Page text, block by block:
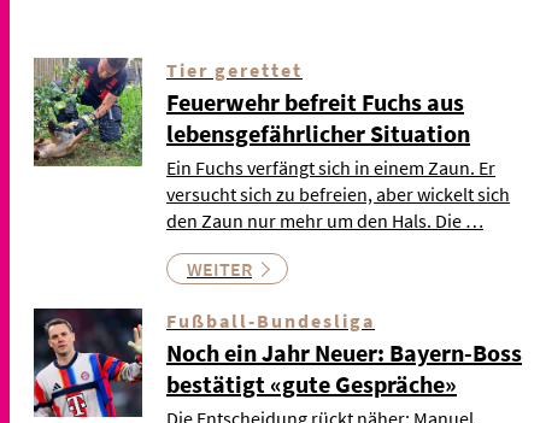
Tier gerettet
Feuerwehr befreit Fuchs aus
lebensgefährlicher Situation
Ein Fuchs verfängt sich in einem Zaun. Er
versucht sich zu befreien, aber wickelt sich
den Zaun nur mehr um den Hals. Die …
WEITER
Fußball-Bundesliga
Noch ein Jahr Neuer: Bayern-Boss
bestätigt «gute Gespräche»
Die Entscheidung rückt näher: Manuel